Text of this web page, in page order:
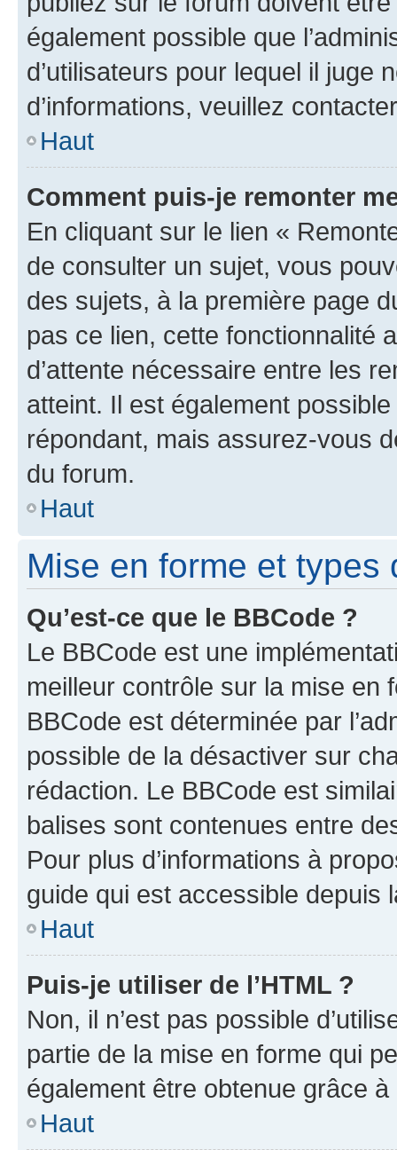
également possible que
d’utilisateurs pour lequel il juge
d’informations, veuillez
Haut
Comment puis-je remonter
En cliquant sur le lien «
de consulter un sujet, vous
des sujets, à la première page
pas ce lien, cette fonctionnalité
d’attente nécessaire entre les
atteint. Il est également
répondant, mais assurez-vous
du forum.
Haut
Mise en forme et types
Qu’est-ce que le BBCode ?
Le BBCode est une
meilleur contrôle sur la mise en
BBCode est déterminée par
possible de la désactiver sur
rédaction. Le BBCode est
balises sont contenues entre
Pour plus d’informations à
guide qui est accessible depuis
Haut
Puis-je utiliser de l’HTML ?
Non, il n’est pas possible
partie de la mise en forme qui
également être obtenue grâce à
Haut